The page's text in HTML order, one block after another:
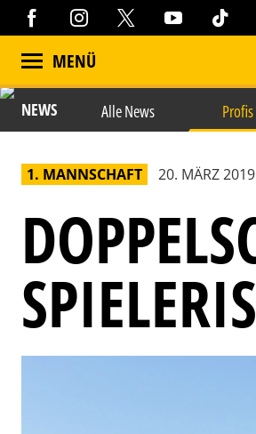
MENÜ
NEWS Alle News Profis
1. MANNSCHAFT 20. MÄRZ